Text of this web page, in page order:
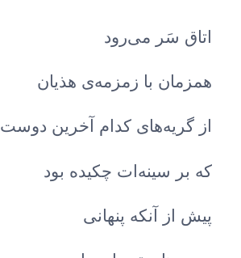
اتاق سَر می‌رود
همزمان با زمزمه‌ی هذیان‌
از گریه‌های کدام آخرین دوست
که بر سینه‌ات چکیده بود
پیش از آنکه پنهانی